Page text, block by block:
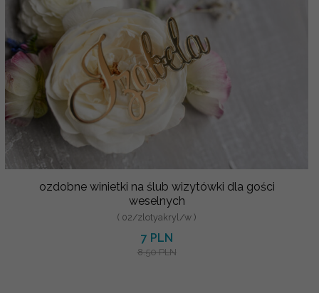
ozdobne winietki na ślub wizytówki dla gości
weselnych
( 02/zlotyakryl/w )
7 PLN
8.50 PLN